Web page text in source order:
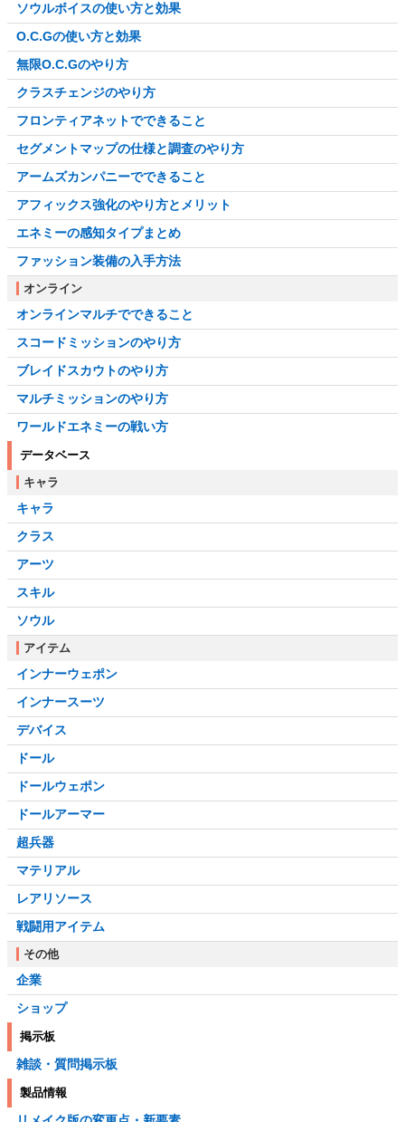
ソウルボイスの使い方と効果
O.C.Gの使い方と効果
無限O.C.Gのやり方
クラスチェンジのやり方
フロンティアネットでできること
セグメントマップの仕様と調査のやり方
アームズカンパニーでできること
アフィックス強化のやり方とメリット
エネミーの感知タイプまとめ
ファッション装備の入手方法
オンライン
オンラインマルチでできること
スコードミッションのやり方
ブレイドスカウトのやり方
マルチミッションのやり方
ワールドエネミーの戦い方
データベース
キャラ
キャラ
クラス
アーツ
スキル
ソウル
アイテム
インナーウェポン
インナースーツ
デバイス
ドール
ドールウェポン
ドールアーマー
超兵器
マテリアル
レアリソース
戦闘用アイテム
その他
企業
ショップ
掲示板
雑談・質問掲示板
製品情報